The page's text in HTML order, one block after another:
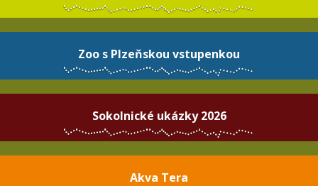
Zoo s Plzeňskou vstupenkou
Sokolnické ukázky 2026
Akva Tera